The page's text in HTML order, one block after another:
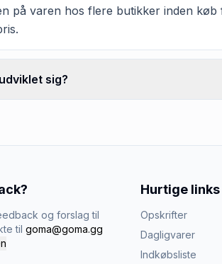
på varen hos flere butikker inden
sig?
og forslag til
til goma@goma.gg
Hurtige links
Opskrifter
Dagligvarer
Indkøbsliste